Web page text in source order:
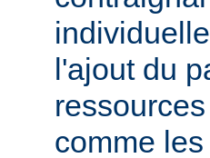
l'ajout du
comme